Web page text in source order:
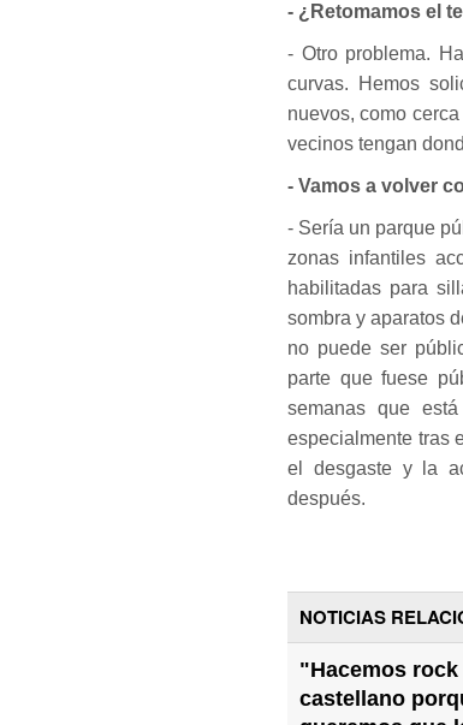
- ¿Retomamos el
- Otro problema.
curvas. Hemos
nuevos, como
vecinos tengan
- Vamos a volver
- Sería un parque
zonas infantiles
habilitadas para
sombra y aparatos
no puede ser
parte que fuese
semanas que
especialmente tras
el desgaste y la
después.
NOTICIAS
"Hacemos rock
castellano